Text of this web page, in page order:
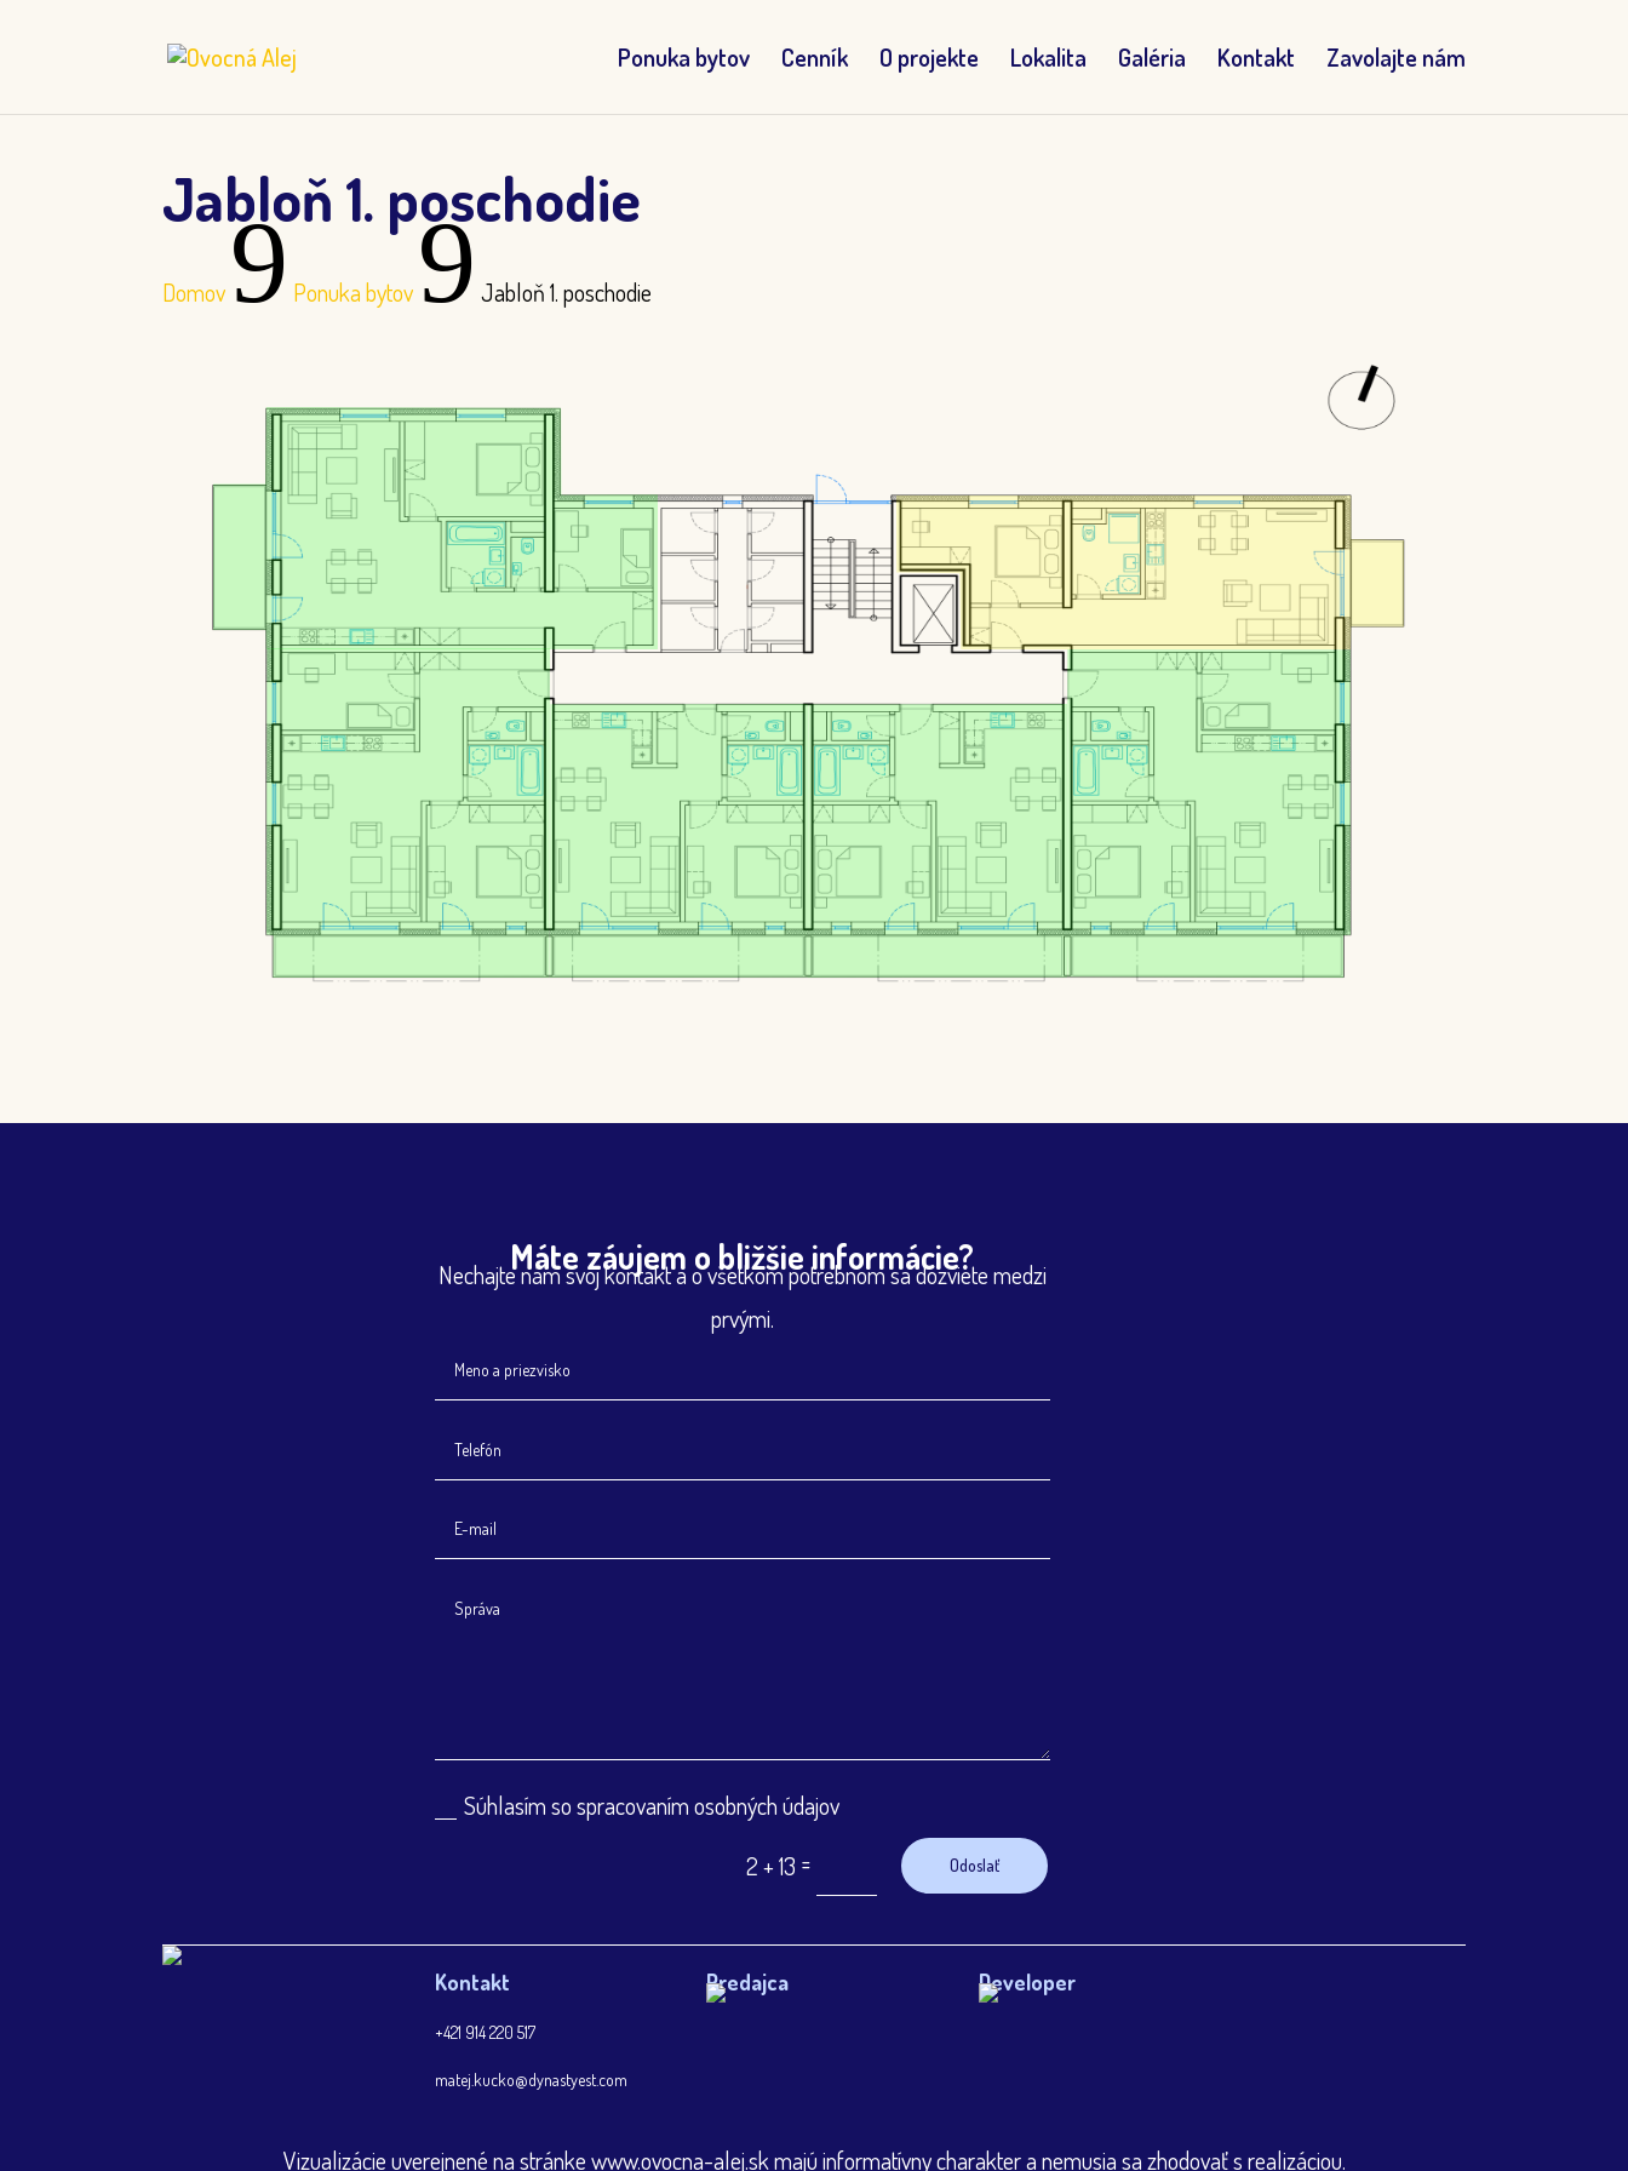
Ponuka bytov Cenník O projekte Lokalita Galéria Kontakt Zavolajte nám
Jabloň 1. poschodie
Domov9Ponuka bytov 9 Jabloň 1. poschodie
Máte záujem o bližšie informácie?
Nechajte nám svoj kontakt a o všetkom potrebnom sa dozviete medzi
prvými.
Súhlasím so spracovaním osobných údajov
2 + 13 = Odoslať
Kontakt
+421 914 220 517
matej.kucko@dynastyest.com
Predajca Developer
Vizualizácie uverejnené na stránke www.ovocna-alej.sk majú informatívny charakter a nemusia sa zhodovať s realizáciou.